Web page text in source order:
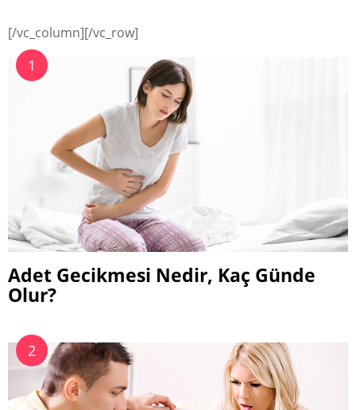
[/vc_column][/vc_row]
Adet Gecikmesi Nedir, Kaç Günde
Olur?